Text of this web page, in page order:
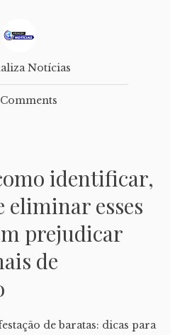
Notícias
identificar,
eliminar esses
prejudicar
de
de baratas: dicas para